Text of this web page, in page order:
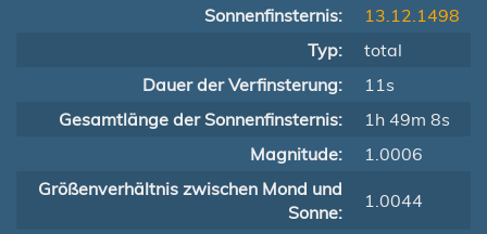
Sonnenfinsternis:
13.12.1498
Typ:
total
Dauer der Verfinsterung:
11s
Gesamtlänge der Sonnenfinsternis:
1h 49m 8s
Magnitude:
1.0006
Größenverhältnis zwischen Mond und
Sonne:
1.0044